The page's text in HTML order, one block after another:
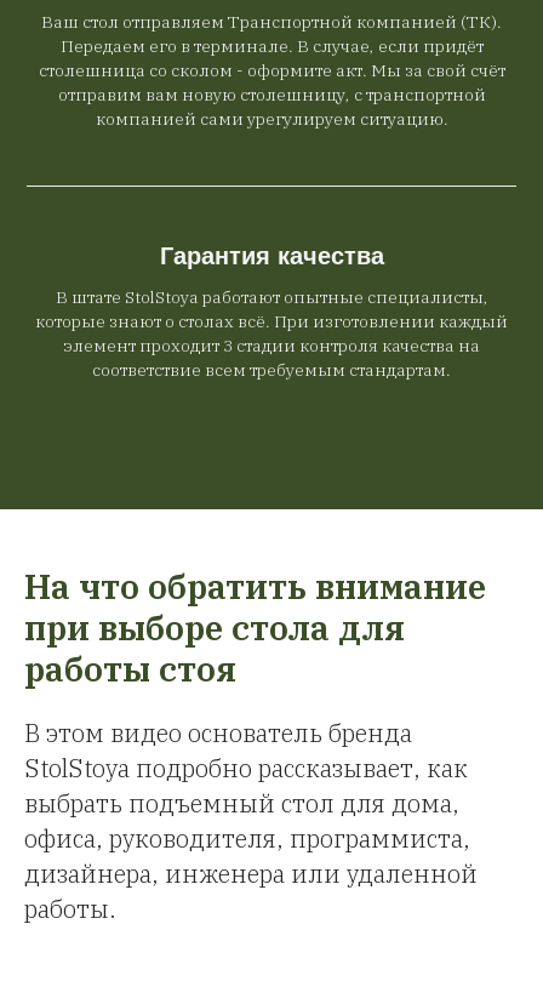
Ваш стол отправляем Транспортной компанией (ТК).
Передаем его в терминале. В случае, если придёт
столешница со сколом - оформите акт. Мы за свой счёт
отправим вам новую столешницу, с транспортной
компанией сами урегулируем ситуацию.
Гарантия качества
В штате StolStoya работают опытные специалисты,
которые знают о столах всё. При изготовлении каждый
элемент проходит 3 стадии контроля качества на
соответствие всем требуемым стандартам.
На что обратить внимание
при выборе стола для
работы стоя
В этом видео основатель бренда
StolStoya подробно рассказывает, как
выбрать подъемный стол для дома,
офиса, руководителя, программиста,
дизайнера, инженера или удаленной
работы.